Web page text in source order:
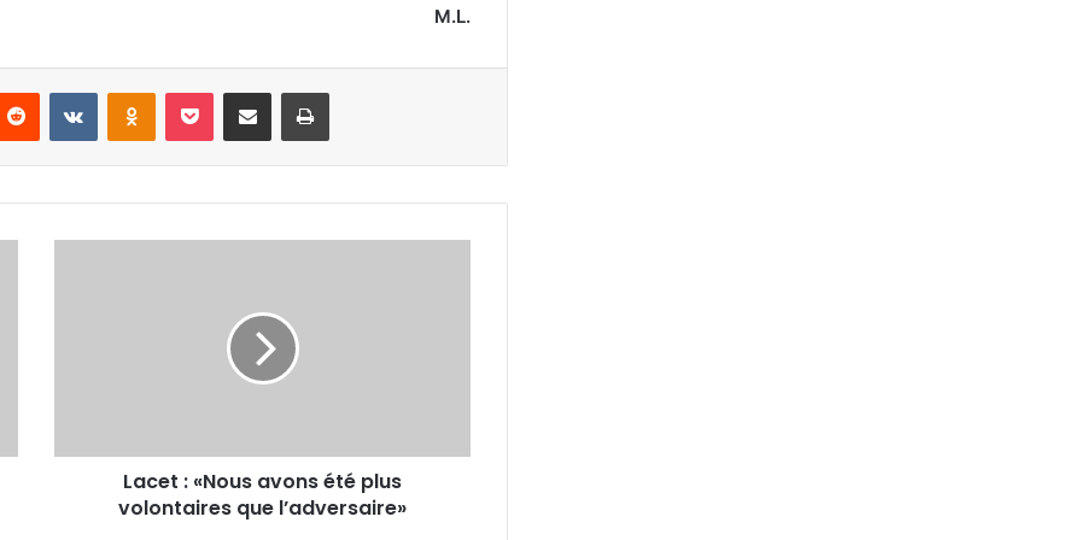
M.L.
Reddit VKontakteOdnoklassniki
Pocket Partager par email Imprimer
Lacet : «Nous avons été plus
volontaires que l’adversaire»